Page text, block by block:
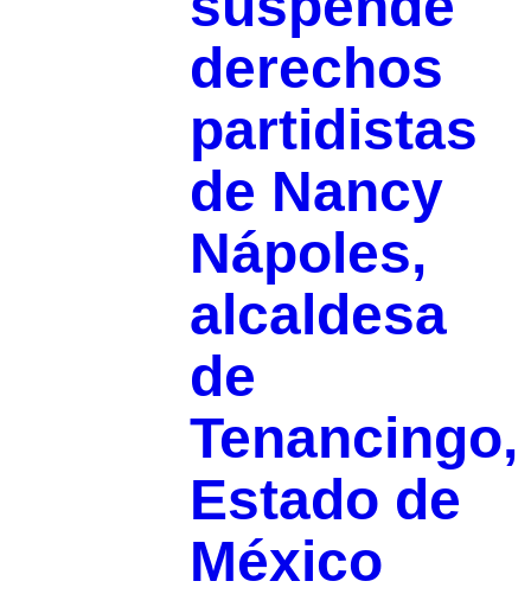
derechos
partidistas
de Nancy
Nápoles,
alcaldesa
de
Tenancingo,
Estado de
México